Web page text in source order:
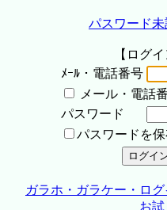
パスワード
【ログ
ﾒｰﾙ・電話番号
メール・電話
パスワード
パスワードを
ガラホ・ガラケー・ロ
お